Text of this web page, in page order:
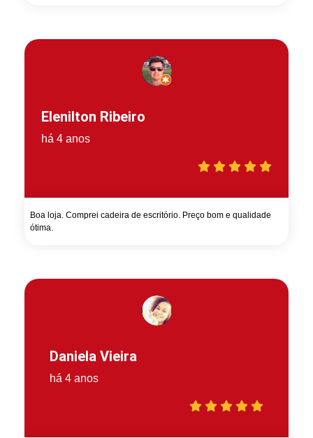
Elenilton Ribeiro
há 4 anos
Boa loja. Comprei cadeira de escritório. Preço bom e qualidade
ótima.
Daniela Vieira
há 4 anos